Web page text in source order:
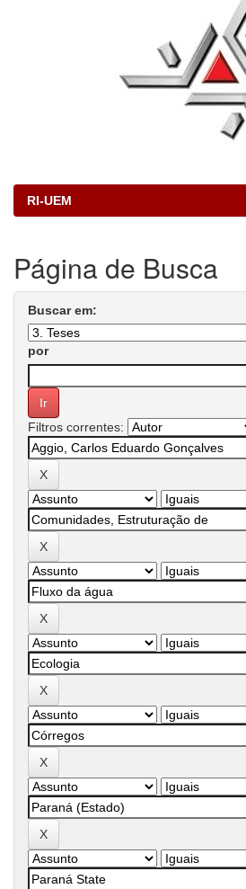
RI-UEM
Página de Busca
Buscar em:
por
Filtros correntes: